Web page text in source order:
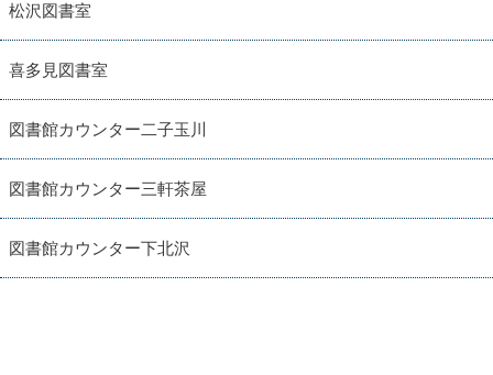
松沢図書室
喜多見図書室
図書館カウンター二子玉川
図書館カウンター三軒茶屋
図書館カウンター下北沢